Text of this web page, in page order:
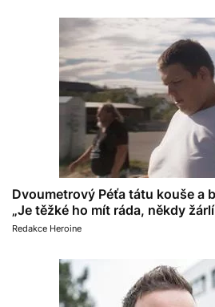
Dvoumetrový Péťa tátu kouše a
„Je těžké ho mít ráda, někdy
Redakce Heroine